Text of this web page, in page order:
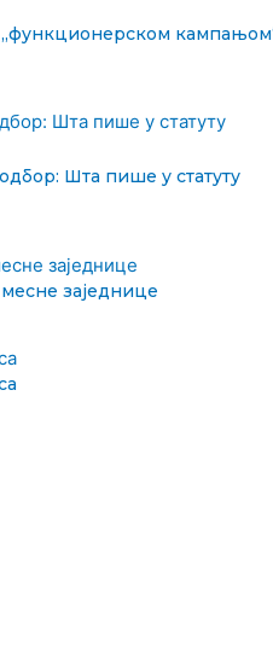
Шта пише у статуту
заједнице